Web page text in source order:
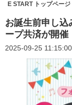
E START トップページ
お誕生前申し込
ープ共済が開催
2025-09-25 11:15:00